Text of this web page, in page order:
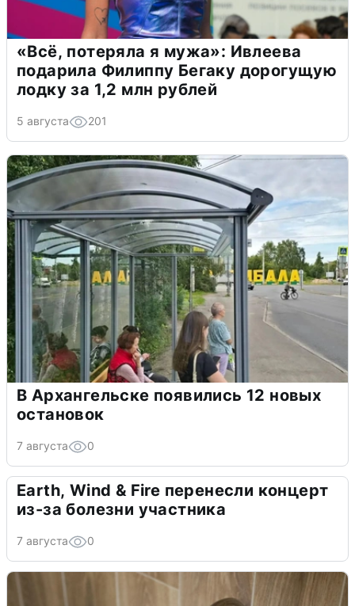
«Всё, потеряла я мужа»: Ивлеева
подарила Филиппу Бегаку дорогущую
лодку за 1,2 млн рублей
5 августа 201
В Архангельске появились 12 новых
остановок
7 августа 0
Earth, Wind & Fire перенесли концерт
из-за болезни участника
7 августа 0